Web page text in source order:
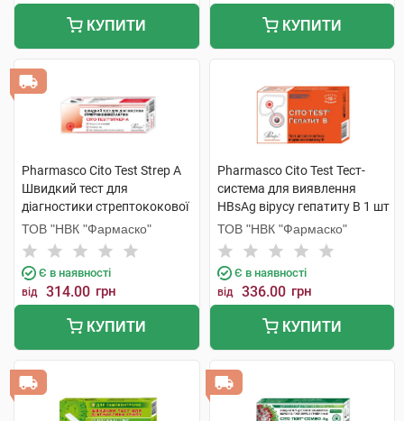
КУПИТИ КУПИТИ
Pharmasco Cito Test Strep A
Швидкий тест для
діагностики стрептококової
ангіни 1 шт
ТОВ "НВК "Фармаско"
Є в наявності
від 314.00 грн
КУПИТИ
Pharmasco Cito Test Тест-
система для виявлення
HBsAg вірусу гепатиту B 1 шт
ТОВ "НВК "Фармаско"
Є в наявності
від 336.00 грн
КУПИТИ